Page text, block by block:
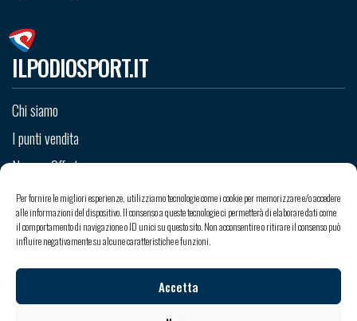
Per fornire le migliori esperienze, utilizziamo tecnologie come i cookie per memorizzare e/o accedere
alle informazioni del dispositivo. Il consenso a queste tecnologie ci permetterà di elaborare dati come
il comportamento di navigazione o ID unici su questo sito. Non acconsentire o ritirare il consenso può
influire negativamente su alcune caratteristiche e funzioni.
Accetta
ILPODIOSPORT.IT
Chi siamo
I punti vendita
News e Offerte
Staff
Contatti
Copyright © 2026 Il Podio Sport srl - Sede Legale: Via Valle Po 99 - 12020 Madonna dell’Olmo -
Cuneo